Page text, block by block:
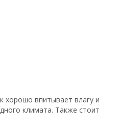
хорошо впитывает влагу и
климата. Также стоит